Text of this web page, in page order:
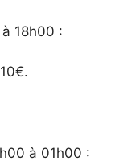
18h00 :
à 01h00 :